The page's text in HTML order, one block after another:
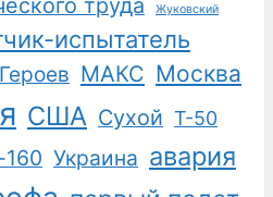
Жуковский
испытатель
МАКС Москва
США Сухой Т-50
160 Украина авария